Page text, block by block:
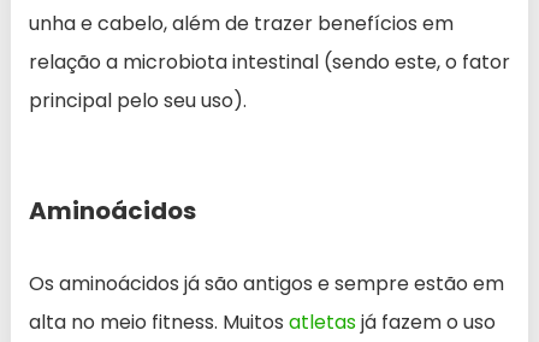
unha e cabelo, além de trazer benefícios em
relação a microbiota intestinal (sendo este, o fator
principal pelo seu uso).
Aminoácidos
Os aminoácidos já são antigos e sempre estão em
alta no meio fitness. Muitos atletasjá fazem o uso